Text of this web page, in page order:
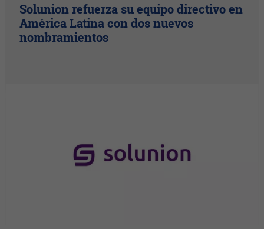
Solunion refuerza su equipo directivo en
América Latina con dos nuevos
nombramientos